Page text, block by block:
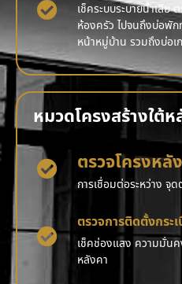
เช็คระบบระบายน้ำเสีย
ห้องครัว ไปจนถึงบ่อพัก
หน้าหมู่บ้าน รวมถึงบ่อเ
หมวดโครงสร้างใต้ห
ตรวจโครงหลั
การเชื่อมต่อระหว่าง จุ
ตรวจการติดตั้งกระ
เช็คช่องแสง ความมั่น
หลังคา